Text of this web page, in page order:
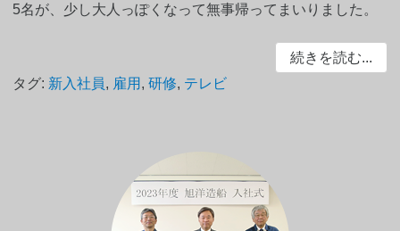
5名が、少し大人っぽくなって無事帰ってまいりました。
続きを読む...
タグ: 新入社員, 雇用 ,研修, テレビ